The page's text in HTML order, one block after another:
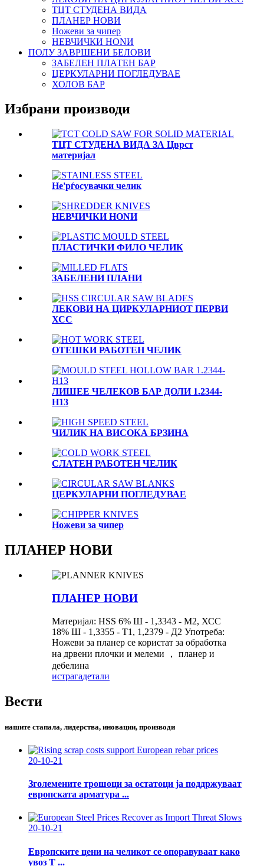
ТЦТ СТУДЕНА ВИДА
ПЛАНЕР НОВИ
Ножеви за чипер
НЕВЧИЧКИ НОNИ
ПОЛУ ЗАВРШЕНИ БЕЛОВИ
ЗАБЕЛЕН ПЛАТЕН БАР
ЦЕРКУЛАРНИ ПОГЛЕДУВАЕ
ХОЛОВ БАР
Избрани производи
ТЦТ СТУДЕНА ВИДА ЗА Цврст
материјал
Не'рѓосувачки челик
НЕВЧИЧКИ НОNИ
ПЛАСТИЧКИ ФИЛО ЧЕЛИК
ЗАБЕЛЕНИ ПЛАНИ
ЛЕКОВИ НА ЦИРКУЛАРНИОТ ПЕРВИ
ХСС
OTЕШКИ РАБОТЕН ЧЕЛИК
ЛИШЕЕ ЧЕЛЕКОВ БАР ДОЛИ 1.2344-
H13
ЧИЛИК НА ВИСОКА БРЗИНА
СЛАТЕН РАБОТЕН ЧЕЛИК
ЦЕРКУЛАРНИ ПОГЛЕДУВАЕ
Ножеви за чипер
ПЛАНЕР НОВИ
ПЛАНЕР НОВИ
Материјал: HSS 6% Ш - 1,3343 - М2, ХСС
18% Ш - 1,3355 - Т1, 1,2379 - Д2 Употреба:
Ножеви за планер се користат за обработка
на дрвени плочки и мелеми ， планер и
дебелина
истрагадетали
Вести
нашите стапала, лидерства, иновации, производи
20-10-21
Зголемените трошоци за остатоци ја поддржуваат
европската арматура ...
20-10-21
Европските цени на челикот се опоравуваат како
увоз Т ...